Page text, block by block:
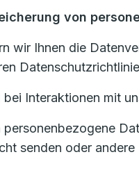
von
wir Ihnen die
Interaktionen mit
personenbezogene
senden oder